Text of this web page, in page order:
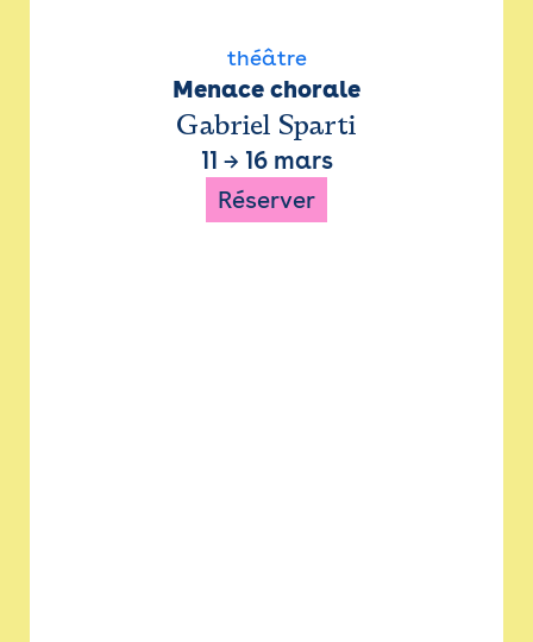
théâtre
Menace chorale
Gabriel Sparti
11 → 16 mars
Réserver